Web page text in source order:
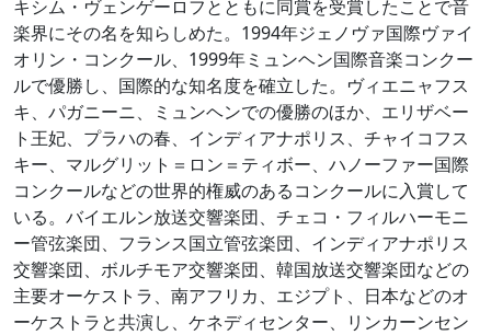
キシム・ヴェンゲーロフとともに同賞を受賞したことで音
楽界にその名を知らしめた。1994年ジェノヴァ国際ヴァイ
オリン・コンクール、1999年ミュンヘン国際音楽コンクー
ルで優勝し、国際的な知名度を確立した。ヴィエニャフス
キ、パガニーニ、ミュンヘンでの優勝のほか、エリザベー
ト王妃、プラハの春、インディアナポリス、チャイコフス
キー、マルグリット＝ロン＝ティボー、ハノーファー国際
コンクールなどの世界的権威のあるコンクールに入賞して
いる。バイエルン放送交響楽団、チェコ・フィルハーモニ
ー管弦楽団、フランス国立管弦楽団、インディアナポリス
交響楽団、ボルチモア交響楽団、韓国放送交響楽団などの
主要オーケストラ、南アフリカ、エジプト、日本などのオ
ーケストラと共演し、ケネディセンター、リンカーンセン